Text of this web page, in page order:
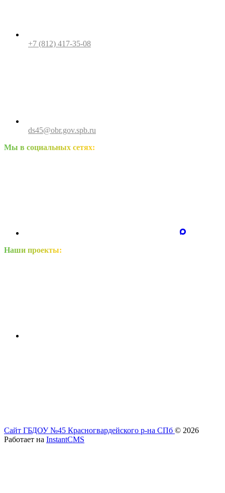
+7 (812) 417-35-08
ds45@obr.gov.spb.ru
Мы в социальных сетях:
Наши проекты:
Сайт ГБДОУ №45 Красногвардейского р-на СПб © 2026
Работает на InstantCMS